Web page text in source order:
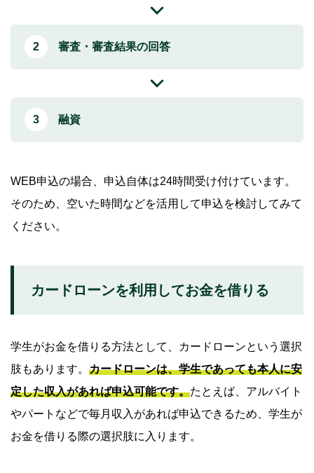
審査・審査結果の回答
融資
WEB申込の場合、申込自体は24時間受け付けています。
そのため、空いた時間などを活用して申込を検討してみて
ください。
カードローンを利用してお金を借りる
学生がお金を借りる方法として、カードローンという選択
肢もあります。 カードローンは、学生であっても本人に安
定した収入があれば申込可能です。たとえば、アルバイト
やパートなどで毎月収入があれば申込できるため、学生が
お金を借りる際の選択肢に入ります。